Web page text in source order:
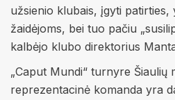
užsienio klubais, įgyti patirties,
žaidėjoms, bei tuo pačiu
kalbėjo klubo direktorius
„Caput Mundi“ turnyre Šiaulių
reprezentacinė komanda yra